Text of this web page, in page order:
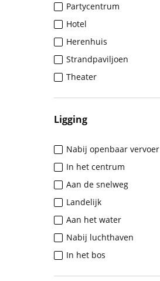
Partycentrum
Hotel
Herenhuis
Strandpaviljoen
Theater
Ligging
Nabij openbaar vervoer
In het centrum
Aan de snelweg
Landelijk
Aan het water
Nabij luchthaven
In het bos